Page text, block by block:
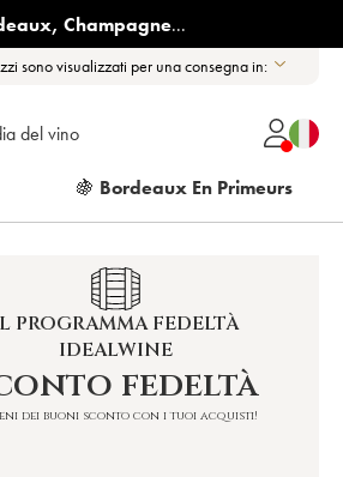
, Champagne...
sono visualizzati per una consegna in:
del vino
🍇 Bordeaux En Primeurs
PROGRAMMA FEDELTÀ
IDEALWINE
fedeltà
dei buoni sconto con i tuoi acquisti!